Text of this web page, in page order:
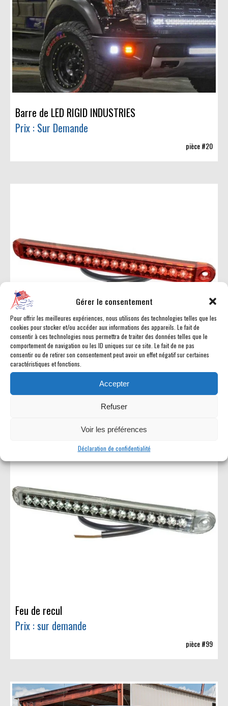
Gérer le consentement
Pour offrir les meilleures expériences, nous utilisons des technologies telles que les
cookies pour stocker et/ou accéder aux informations des appareils. Le fait de
consentir à ces technologies nous permettra de traiter des données telles que le
comportement de navigation ou les ID uniques sur ce site. Le fait de ne pas
consentir ou de retirer son consentement peut avoir un effet négatif sur certaines
caractéristiques et fonctions.
Accepter
Refuser
Voir les préférences
Déclaration de confidentialité
Barre de LED RIGID INDUSTRIES
Prix : Sur Demande
pièce #20
Feu antibrouillard arrière
Prix : sur demande
pièce #98
Feu de recul
Prix : sur demande
pièce #99